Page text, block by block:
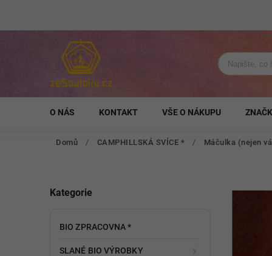
O NÁS KONTAKT VŠE O NÁKUPU
Domů / CAMPHILLSKÁ SVÍCE * / Máčulka (nejen
Kategorie
BIO ZPRACOVNA *
SLANÉ BIO VÝROBKY